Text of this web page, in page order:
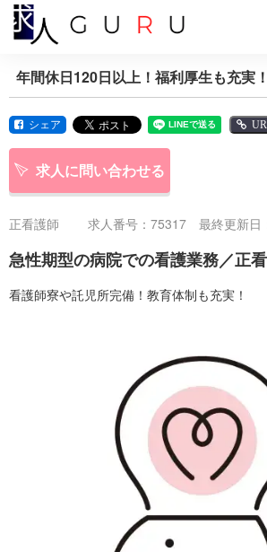
年間休日120日以上！福利厚生も充実！
シェア
求人に問い合わせる
正看護師 求人番号：75317 最終更新日
急性期型の病院での看護業務／正
看護師寮や託児所完備！教育体制も充実！